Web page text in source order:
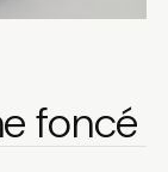
foncé